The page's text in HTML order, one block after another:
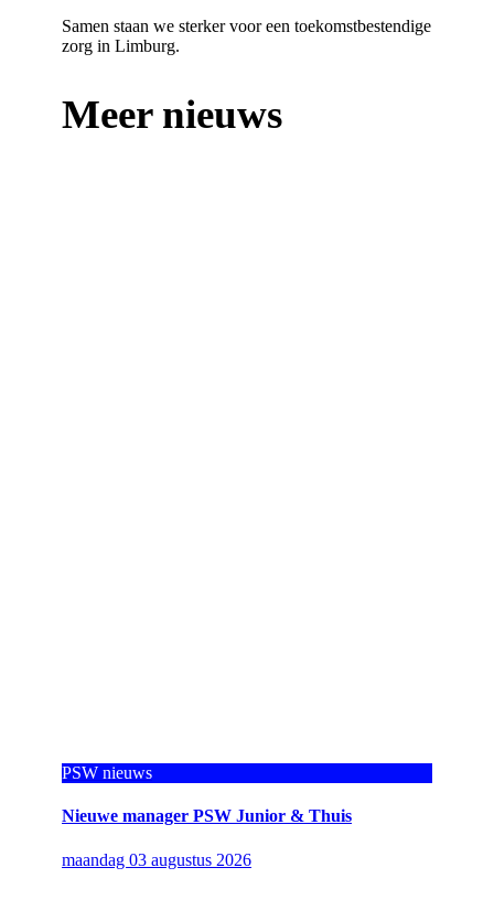
Samen staan we sterker voor een toekomstbestendige
zorg in Limburg.
Meer nieuws
PSW nieuws
Nieuwe manager PSW Junior & Thuis
maandag 03 augustus 2026